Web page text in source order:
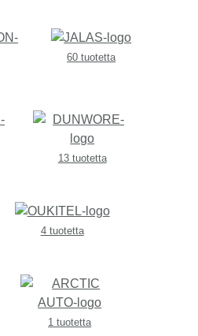
60 tuotetta
13 tuotetta
4 tuotetta
1 tuotetta